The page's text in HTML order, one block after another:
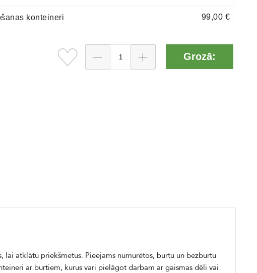
konteineri 99,00 €
Grozā:
atklātu priekšmetus. Pieejams numurētos, burtu un bezburtu
ar burtiem, kurus vari pielāgot darbam ar gaismas dēli vai